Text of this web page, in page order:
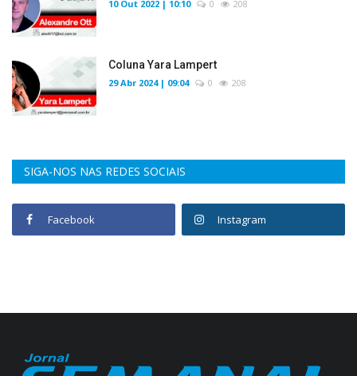
10 Out 2022 | 10:10 0 208
Coluna Yara Lampert
29 Abr 2024 | 09:04 0 208
SIGA-NOS NAS REDES SOCIAIS
Facebook Instagram